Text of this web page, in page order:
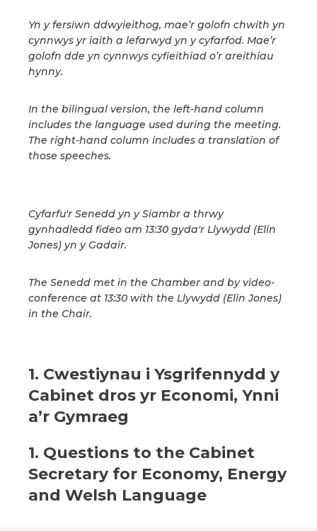
Yn y fersiwn ddwyieithog, mae’r golofn chwith yn
cynnwys yr iaith a lefarwyd yn y cyfarfod. Mae’r
golofn dde yn cynnwys cyfieithiad o’r areithiau
hynny.
In the bilingual version, the left-hand column
includes the language used during the meeting.
The right-hand column includes a translation of
those speeches.
Cyfarfu'r Senedd yn y Siambr a thrwy
gynhadledd fideo am 13:30 gyda'r Llywydd (Elin
Jones) yn y Gadair.
The Senedd met in the Chamber and by video-
conference at 13:30 with the Llywydd (Elin Jones)
in the Chair.
1. Cwestiynau i Ysgrifennydd y
Cabinet dros yr Economi, Ynni
a’r Gymraeg
1. Questions to the Cabinet
Secretary for Economy, Energy
and Welsh Language